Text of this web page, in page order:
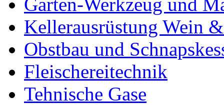
Kellerausrüstung Wein
Obstbau und
Fleischereitechnik
Tehnische Gase